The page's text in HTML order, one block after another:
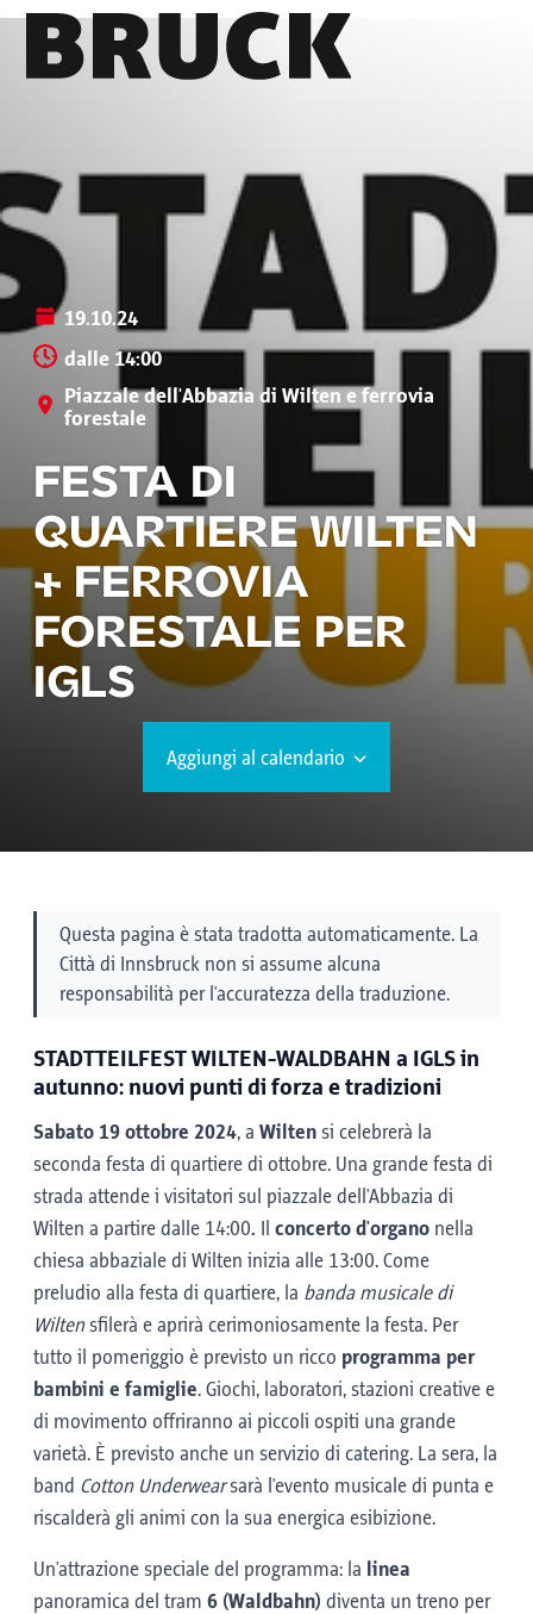
office@innsbruckmarketing.at
Mo. – Fr.: 9:00 – 17:00 Uhr
19.10.24
dalle 14:00
Piazzale dell'Abbazia di Wilten e ferrovia
forestale
FESTA DI
QUARTIERE WILTEN
+ FERROVIA
FORESTALE PER
IGLS
Aggiungi al calendario
Questa pagina è stata tradotta automaticamente. La
Città di Innsbruck non si assume alcuna
responsabilità per l'accuratezza della traduzione.
STADTTEILFEST WILTEN-WALDBAHN a IGLS in
autunno: nuovi punti di forza e tradizioni
Sabato 19 ottobre 2024, a Wilten si celebrerà la
seconda festa di quartiere di ottobre. Una grande festa di
strada attende i visitatori sul piazzale dell'Abbazia di
Wilten a partire dalle 14:00. concerto d'organo nella
chiesa abbaziale di Wilten inizia alle 13:00. Come
preludio alla festa di quartiere, la banda musicale di
Wiltensfilerà e aprirà cerimoniosamente la festa. Per
tutto il pomeriggio è previsto un ricco programma per
bambini e famiglie. Giochi, laboratori, stazioni creative e
di movimento offriranno ai piccoli ospiti una grande
varietà. È previsto anche un servizio di catering. La sera, la
band Cotton Underwearsarà l'evento musicale di punta e
riscalderà gli animi con la sua energica esibizione.
Un'attrazione speciale del programma: la linea
panoramica del tram 6 (Waldbahn) diventa un treno per